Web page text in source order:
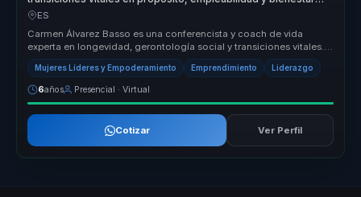
para profesionales y organizaciones.
ES
Carmen Álvarez Basso es una conferencista y coach de vida
experta en longevidad, gerontología social y transiciones vitales.
Ayuda a las ...
Mujeres Líderes y Empoderamiento Emprendimiento Liderazgo
6años Presencial · Virtual
Cotizar Ver Perfil